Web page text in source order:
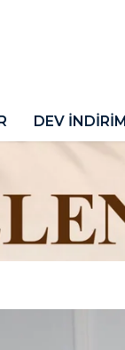
DEV İNDİRİM